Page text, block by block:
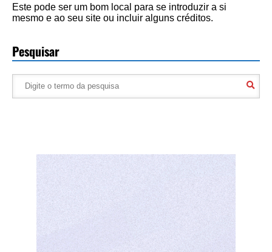
Este pode ser um bom local para se introduzir a si
mesmo e ao seu site ou incluir alguns créditos.
Pesquisar